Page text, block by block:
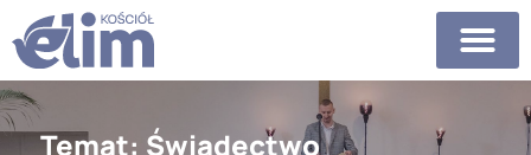
Temat: Świadectwo